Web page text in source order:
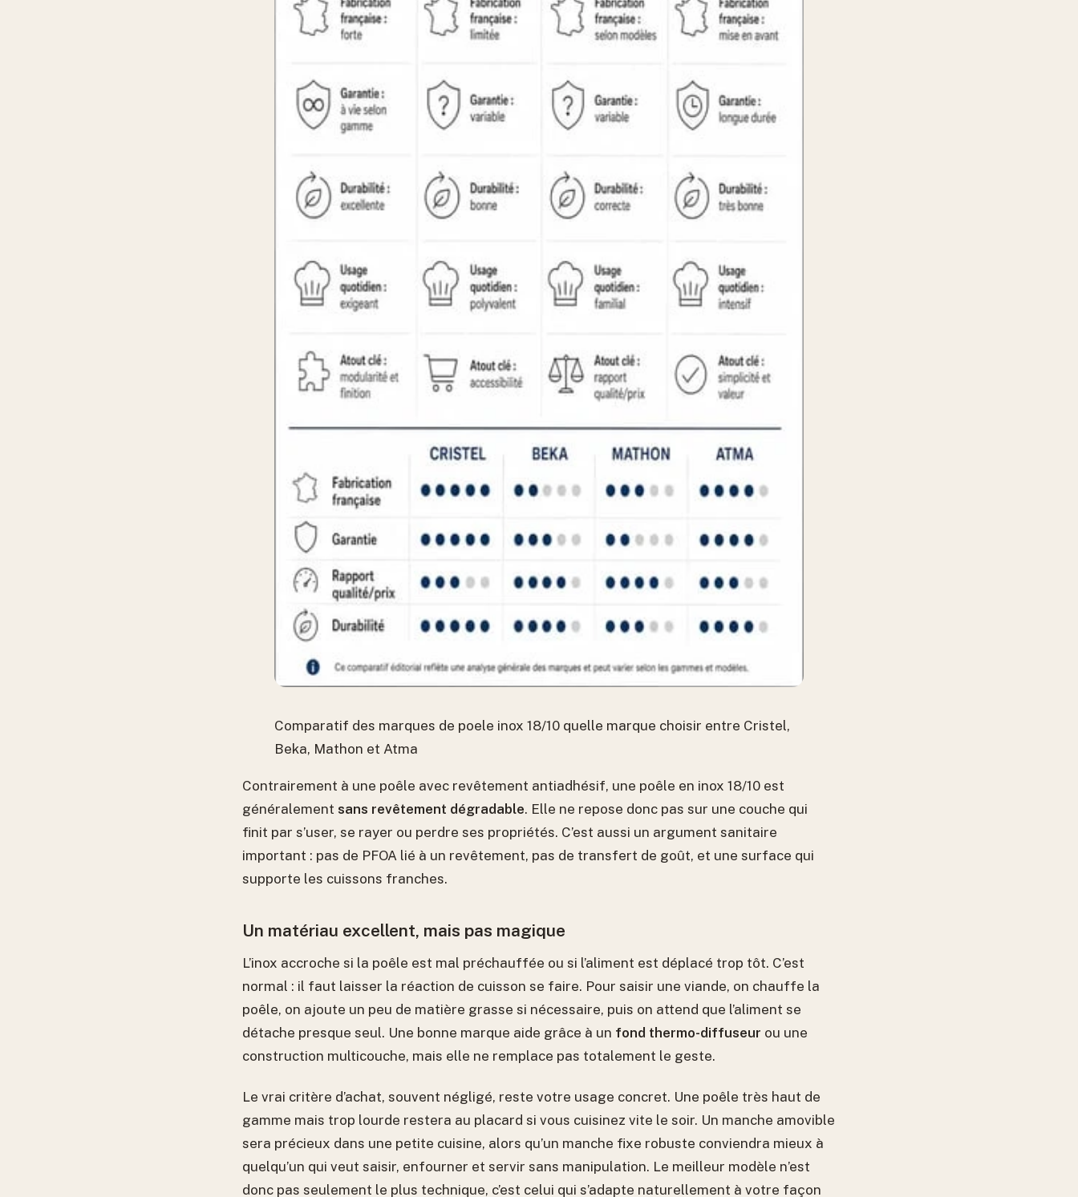
Comparatif des marques de poele inox 18/10 quelle marque choisir entre Cristel,
Beka, Mathon et Atma
Contrairement à une poêle avec revêtement antiadhésif, une poêle en inox 18/10 est
généralement sans revêtement dégradable. Elle ne repose donc pas sur une couche qui
finit par s’user, se rayer ou perdre ses propriétés. C’est aussi un argument sanitaire
important : pas de PFOA lié à un revêtement, pas de transfert de goût, et une surface qui
supporte les cuissons franches.
Un matériau excellent, mais pas magique
L’inox accroche si la poêle est mal préchauffée ou si l’aliment est déplacé trop tôt. C’est
normal : il faut laisser la réaction de cuisson se faire. Pour saisir une viande, on chauffe la
poêle, on ajoute un peu de matière grasse si nécessaire, puis on attend que l’aliment se
détache presque seul. Une bonne marque aide grâce à un fond thermo-diffuseur ou une
construction multicouche, mais elle ne remplace pas totalement le geste.
Le vrai critère d’achat, souvent négligé, reste votre usage concret. Une poêle très haut de
gamme mais trop lourde restera au placard si vous cuisinez vite le soir. Un manche amovible
sera précieux dans une petite cuisine, alors qu’un manche fixe robuste conviendra mieux à
quelqu’un qui veut saisir, enfourner et servir sans manipulation. Le meilleur modèle n’est
donc pas seulement le plus technique, c’est celui qui s’adapte naturellement à votre façon